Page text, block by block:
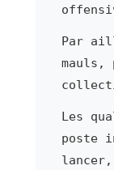
Par
mauls,
Les
poste
lancer,